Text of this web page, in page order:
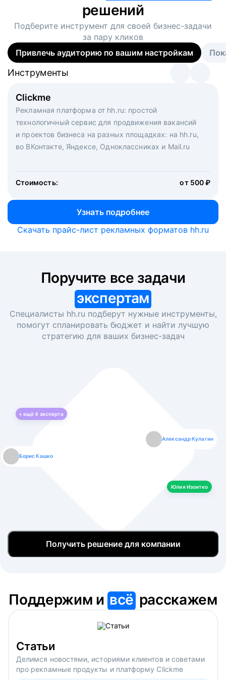
решений
Подберите инструмент для своей бизнес-задачи
за пару кликов
Привлечь аудиторию по вашим настройкам
Clickme
Рекламная платформа от hh.ru: простой
технологичный сервис для продвижения вакансий
и проектов бизнеса на разных площадках: на hh.ru,
во ВКонтакте, Яндексе, Одноклассниках и Mail.ru
Стоимость: от 500 ₽
Узнать подробнее
Инструменты
Вакансия дня
Рекламный формат для вакансий на главной странице
hh.ru. Увеличивает количество откликов
Инструменты
Массовый подбор под ключ. Решите, сколько
кандидатов и когда вам нужно, и за дело возьмутся
маркетологи, рекрутеры и проектные менеджеры
hh.ru с целым набором digital-инструментов
Инструменты
Скачать прайс-лист рекламных форматов hh.ru
экспертам
Специалисты hh.ru подберут нужные инструменты,
помогут спланировать бюджет и найти лучшую
стратегию для ваших бизнес-задач
+ ещё4 эксперта
Борис Кашко
Александр Кулагин
Юлия Изоитко
Юлия Изоитко
Даниил Макаров
Александр Кулагин
Екатерина Лазаренко
Даниил Макаров
Борис Кашко
Екатерина Лазаренко
Юлия Изоитко
Получить решение для компании
Поддержим ивсё расскажем
Статьи
Делимся новостями, историями клиентов и советами
про рекламные продукты и платформу Clickme